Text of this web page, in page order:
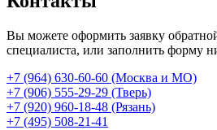
Вы можете оформить заявку
специалиста, или заполнить форму
+7 (964) 630-60-60 (Москва и МО)
+7 (906) 555-29-29 (Тверь)
+7 (920) 960-18-48 (Рязань)
+7 (495) 508-21-41